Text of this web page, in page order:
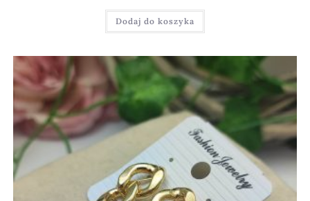
Dodaj do koszyka